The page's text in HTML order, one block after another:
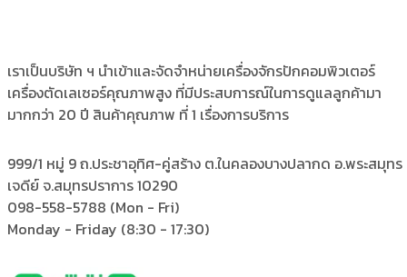
เราเป็นบริษัท ฯ นำเข้าและจัดจำหน่ายเครื่องจักรปักคอมพิวเตอร์
เครื่องตัดเลเซอร์คุณภาพสูง ที่มีประสบการณ์ในการดูแลลูกค้ามา
มากกว่า 20 ปี สินค้าคุณภาพ ที่ 1 เรื่องการบริการ
999/1 หมู่ 9 ถ.ประชาอุทิศ-คู่สร้าง ต.ในคลองบางปลากด อ.พระสมุทร
เจดีย์ จ.สมุทรปราการ 10290
098-558-5788 (Mon - Fri)
Monday - Friday (8:30 - 17:30)